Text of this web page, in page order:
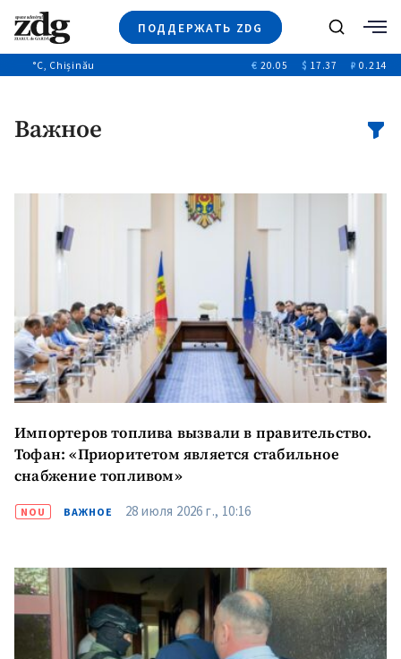
ПОДДЕРЖАТЬ ZDG
Новости
Расследования
Выборы 2025
Поиск
°C, Chișinău € 20.05 $ 17.37 ₽ 0.214
Важное
Импортеров топлива вызвали в правительство.
Тофан: «Приоритетом является стабильное
снабжение топливом»
NOU ВАЖНОЕ 28 июля 2026 г., 10:16